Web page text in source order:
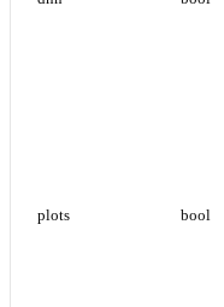
plots bool